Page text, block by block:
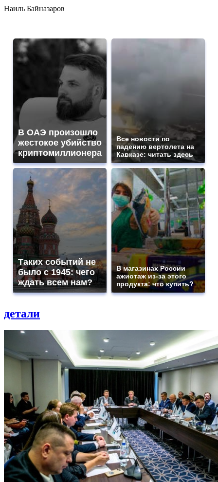
Наиль Байназаров
В ОАЭ произошло
жестокое убийство
криптомиллионера
Все новости по
падению вертолета на
Кавказе: читать здесь
Таких событий не
было с 1945: чего
ждать всем нам?
В магазинах России
ажиотаж из-за этого
продукта: что купить?
детали